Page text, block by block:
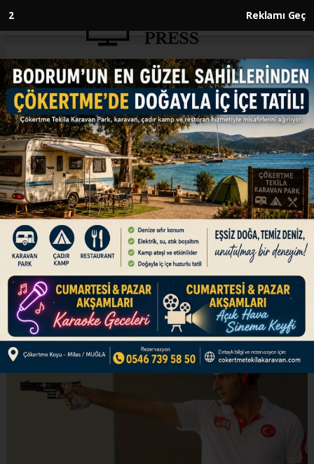
1 Reklamı Geç
Anasayfa SPOR
Milli atıcı Yusuf Dikeç, Paris
2024 kotası aldı
SPOR
27.06.2024 - 20:36, Güncelleme: 27.06.2024 - 20:36
Milli atıcı Yusuf Dikeç, 10 metre havalı tabanca
kategorisinde Paris 2024 Olimpiyat Oyunları'na
katılma hakkı elde etti.
ABONE OL